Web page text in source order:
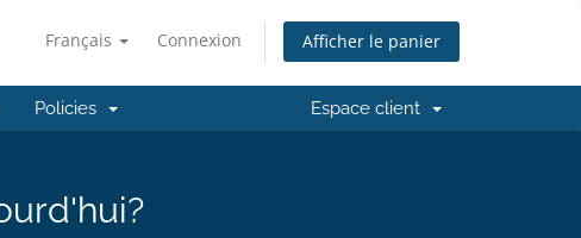
Français Connexion Afficher le panier
Policies Espace client